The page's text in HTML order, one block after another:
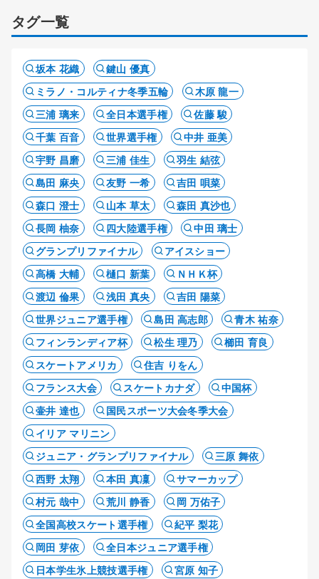
タグ一覧
坂本 花織
鍵山 優真
ミラノ・コルティナ冬季五輪
木原 龍一
三浦 璃来
全日本選手権
佐藤 駿
千葉 百音
世界選手権
中井 亜美
宇野 昌磨
三浦 佳生
羽生 結弦
島田 麻央
友野 一希
吉田 唄菜
森口 澄士
山本 草太
森田 真沙也
長岡 柚奈
四大陸選手権
中田 璃士
グランプリファイナル
アイスショー
高橋 大輔
樋口 新葉
ＮＨＫ杯
渡辺 倫果
浅田 真央
吉田 陽菜
世界ジュニア選手権
島田 高志郎
青木 祐奈
フィンランディア杯
松生 理乃
櫛田 育良
スケートアメリカ
住吉 りをん
フランス大会
スケートカナダ
中国杯
壷井 達也
国民スポーツ大会冬季大会
イリア マリニン
ジュニア・グランプリファイナル
三原 舞依
西野 太翔
本田 真凜
サマーカップ
村元 哉中
荒川 静香
岡 万佑子
全国高校スケート選手権
紀平 梨花
岡田 芽依
全日本ジュニア選手権
日本学生氷上競技選手権
宮原 知子